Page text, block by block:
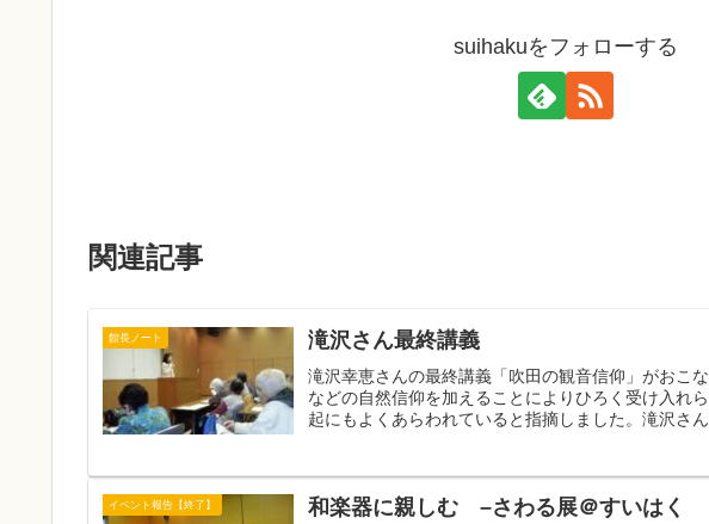
suihakuをフォローする
関連記事
館長ノート 滝沢さん最終講義
滝沢幸恵さんの最終講義「吹田の観音信仰」がおこ
などの自然信仰を加えることによりひろく受け入れ
起にもよくあらわれていると指摘しました。滝沢さ
イベント報告【終了】 和楽器に親しむ –さわる展＠すいはく